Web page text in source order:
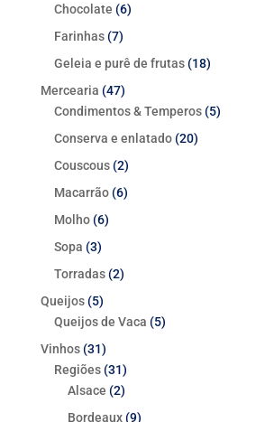
Chocolate 66
Farinhas 77
produtos
Geleia e purê de frutas 1818
Mercearia 4747
produtos
Condimentos & Temperos 55
Conserva e enlatado 2020
Couscous 22
produtos
Macarrão 66
Molho 66
Sopa 33
produtos
Torradas 22
Queijos 55
produtos
Queijos de Vaca 55
Vinhos 3131
produtos
Regiões 3131
produtos
Alsace 22
produtos
Bordeaux 99